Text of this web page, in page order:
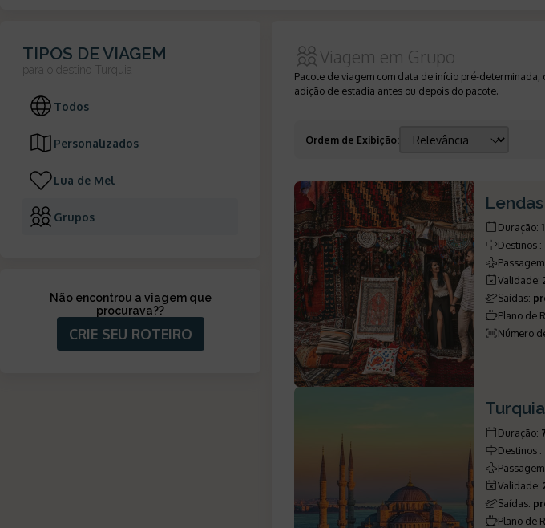
TIPOS DE VIAGEM
para o destino Turquia
Todos
Personalizados
Lua de Mel
Grupos
Não encontrou a viagem que
procurava??
CRIE SEU ROTEIRO
Viagem em Grupo
Pacote de viagem com data de início pré-
adição de estadia antes ou depois do pacote.
Ordem de Exibição:
Duração:
Destinos :
Validade:
Saídas:
Plano de
Número
Duração:
Destinos :
Validade:
Saídas:
Plano de